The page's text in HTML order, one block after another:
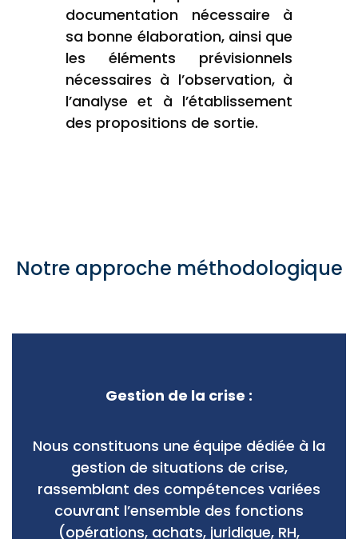
documentation nécessaire à
sa bonne élaboration, ainsi que
les éléments prévisionnels
nécessaires à l’observation, à
l’analyse et à l’établissement
des propositions de sortie.
Notre approche méthodologique
Gestion de la crise :
Nous constituons une équipe dédiée à la
gestion de situations de crise,
rassemblant des compétences variées
couvrant l’ensemble des fonctions
(opérations, achats, juridique, RH,